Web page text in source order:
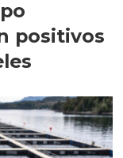
positivos